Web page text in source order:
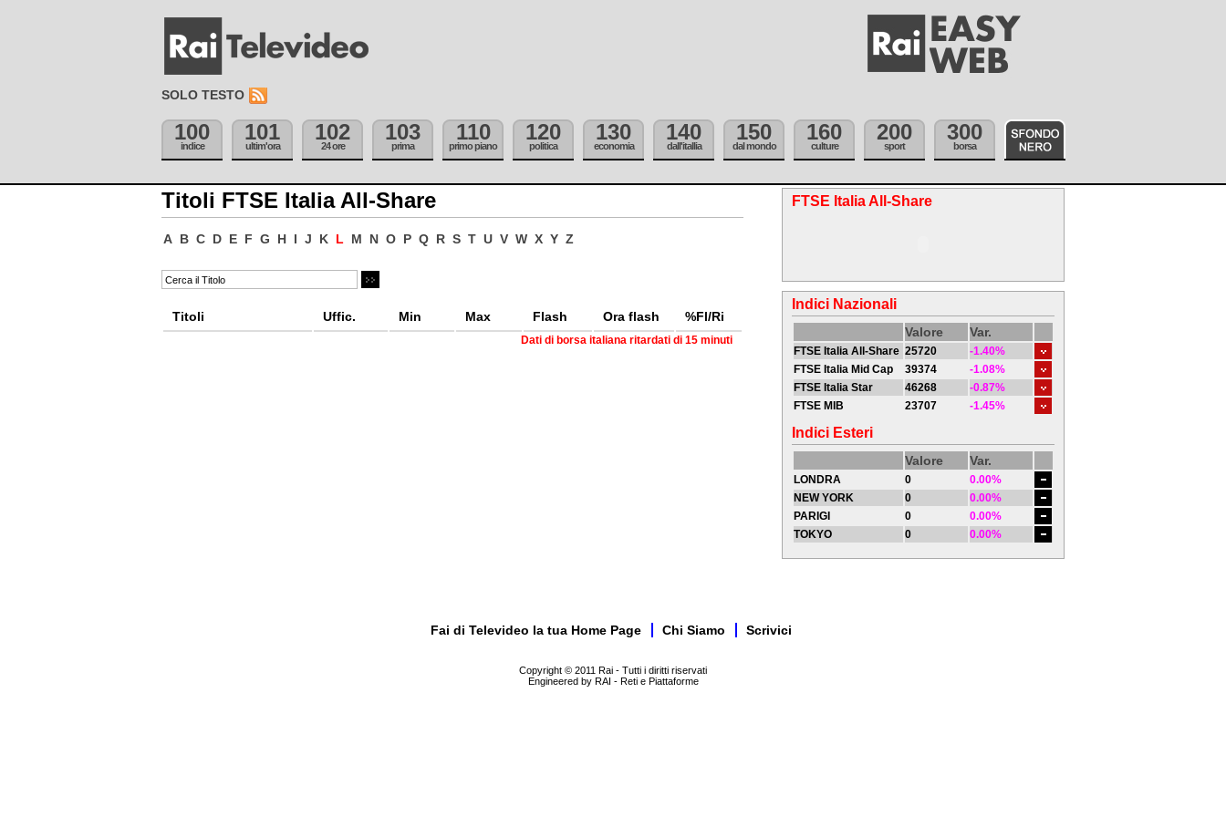
SOLO TESTO
100
indice
101
ultim'ora
102
24 ore
103
prima
110
primo piano
120
politica
130
economia
140
dall'itallia
150
dal mondo
160
culture
200
sport
300
borsa
Titoli FTSE Italia All-Share
A B C D E F G H I J K L M N O P Q R S T U V W X Y Z
Titoli Uffic. Min Max Flash Ora flash %Fl/Ri
Dati di borsa italiana ritardati di 15 minuti
FTSE Italia All-Share
Indici Nazionali
Valore Var.
FTSE Italia All-Share 25720
-1.40%
FTSE Italia Mid Cap
39374
-1.08%
FTSE Italia Star
46268
-0.87%
FTSE MIB
23707 -1.45%
Indici Esteri
Valore Var.
LONDRA 0
0.00%
NEW YORK
0
0.00%
PARIGI
0
0.00%
TOKYO
0 0.00%
Fai di Televideo la tua Home Page Chi Siamo Scrivici
Copyright © 2011 Rai - Tutti i diritti riservati
Engineered by RAI - Reti e Piattaforme